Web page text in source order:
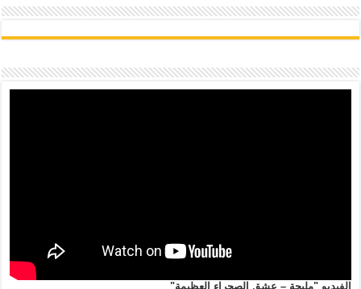
الفيديو "مليحة – عشق الصحراء العظيمة"